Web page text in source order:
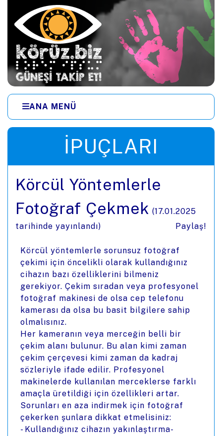
Ana içeriğe zıpla
ANA MENÜ
İPUÇLARI
Körcül Yöntemlerle
Fotoğraf Çekmek (17.01.2025
tarihinde yayınlandı)
Paylaş!
Körcül yöntemlerle sorunsuz fotoğraf
çekimi için öncelikli olarak kullandığınız
cihazın bazı özelliklerini bilmeniz
gerekiyor. Çekim sıradan veya profesyonel
fotoğraf makinesi de olsa cep telefonu
kamerası da olsa bu basit bilgilere sahip
olmalısınız.
Her kameranın veya merceğin belli bir
çekim alanı bulunur. Bu alan kimi zaman
çekim çerçevesi kimi zaman da kadraj
sözleriyle ifade edilir. Profesyonel
makinelerde kullanılan merceklerse farklı
amaçla üretildiği için özellikleri artar.
Sorunları en aza indirmek için fotoğraf
çekerken şunlara dikkat etmelisiniz:
- Kullandığınız cihazın yakınlaştırma-
Menüye zıpla